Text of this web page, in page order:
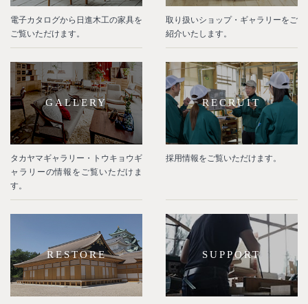
電子カタログから日進木工の家具を
ご覧いただけます。
取り扱いショップ・ギャラリーをご
紹介いたします。
GALLERY
タカヤマギャラリー・トウキョウギ
ャラリーの情報をご覧いただけま
す。
RECRUIT
採用情報をご覧いただけます。
RESTORE SUPPORT